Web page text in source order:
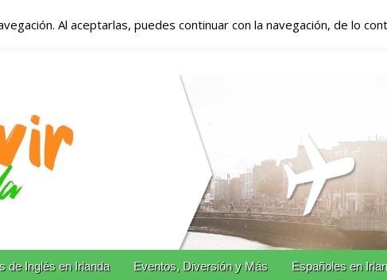
– Vivir en
en Irlanda
Irlanda!
de Inglés en Irlanda Eventos, Diversión y Más Españoles en
Al aceptarlas, puedes continuar con la navegación, de lo